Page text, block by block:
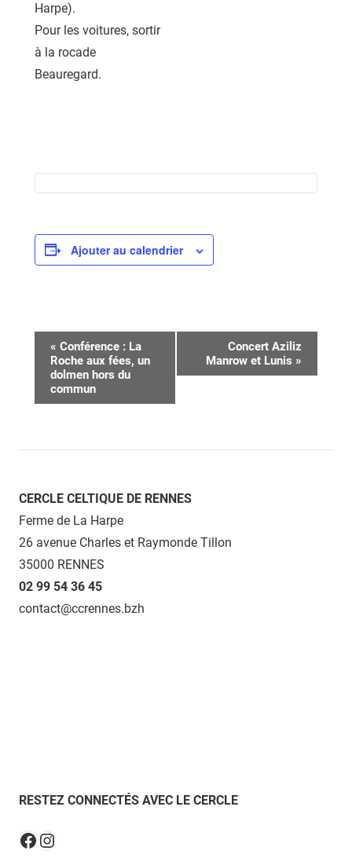
Harpe).
Pour les voitures, sortir
à la rocade
Beauregard.
Ajouter au calendrier
Navigation
Évènement
« Conférence : La
Roche aux fées, un
dolmen hors du
commun
Concert Aziliz
Manrow et Lunis »
CERCLE CELTIQUE DE RENNES
Ferme de La Harpe
26 avenue Charles et Raymonde Tillon
35000 RENNES
02 99 54 36 45
contact@ccrennes.bzh
RESTEZ CONNECTÉS AVEC LE CERCLE
Facebook
Instagram